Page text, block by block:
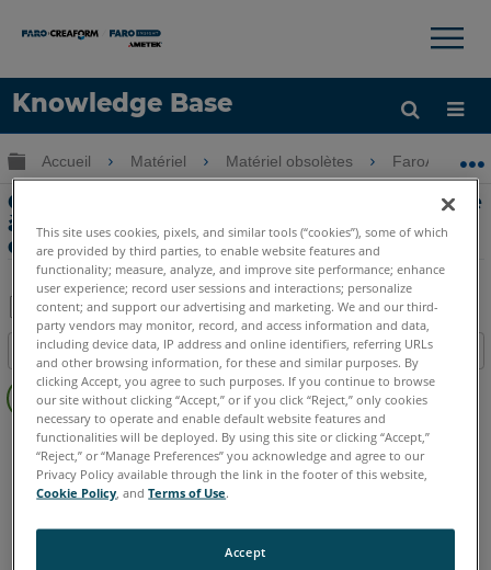
Knowledge Base
LANGUE
Obtenir de l'aide CONNEXION
×
Développer/réduire la hiérarchie globale
Accueil Matériel Matériel obsolètes FaroArm
Connexion d’un FaroArm avec port série
à un port USB à l’aide d’un adaptateur
de port USB-série
Enregistrer
en
tant
que
PDF
Table des matières
Pas
d'entêtes
FaroArm avec Port Série Bronze Gold Silver
This site uses cookies, pixels, and similar tools (“cookies”), some of which
are provided by third parties, to enable website features and
functionality; measure, analyze, and improve site performance; enhance
user experience; record user sessions and interactions; personalize
content; and support our advertising and marketing. We and our third-
party vendors may monitor, record, and access information and data,
including device data, IP address and online identifiers, referring URLs
and other browsing information, for these and similar purposes. By
clicking Accept, you agree to such purposes. If you continue to browse
our site without clicking “Accept,” or if you click “Reject,” only cookies
necessary to operate and enable default website features and
functionalities will be deployed. By using this site or clicking “Accept,”
“Reject,” or “Manage Preferences” you acknowledge and agree to our
Privacy Policy available through the link in the footer of this website,
Cookie Policy , andTerms of Use.
Accept